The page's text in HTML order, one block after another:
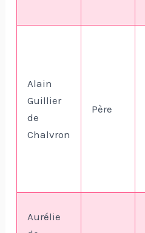
Alain
Guillier
de
Chalvron
Père
Aurélie